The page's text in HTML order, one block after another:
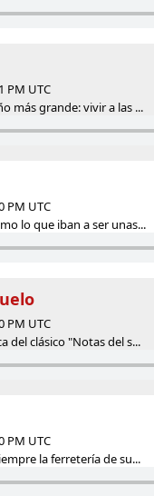
PM UTC
más grande: vivir a las ...
PM UTC
lo que iban a ser unas...
PM UTC
del clásico "Notas del s...
PM UTC
la ferretería de su...